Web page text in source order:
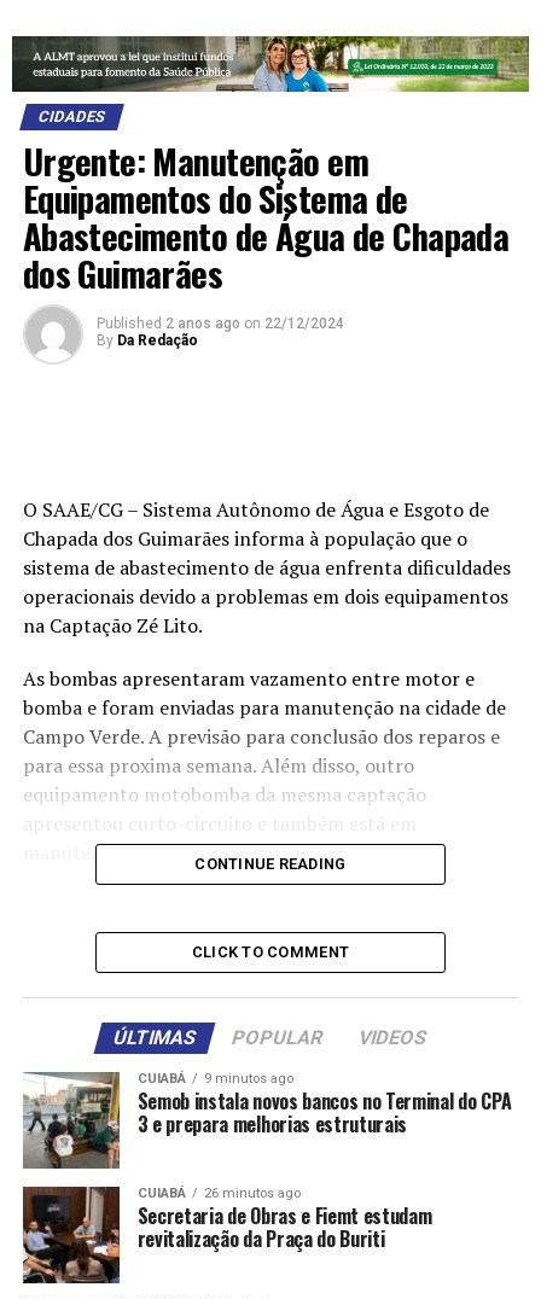
CIDADES
Urgente: Manutenção em
Equipamentos do Sistema de
Abastecimento de Água de Chapada
dos Guimarães
Published 2 anos ago on 22/12/2024
By Da Redação
O SAAE/CG – Sistema Autônomo de Água e Esgoto de
Chapada dos Guimarães informa à população que o
sistema de abastecimento de água enfrenta dificuldades
operacionais devido a problemas em dois equipamentos
na Captação Zé Lito.
As bombas apresentaram vazamento entre motor e
bomba e foram enviadas para manutenção na cidade de
Campo Verde. A previsão para conclusão dos reparos e
para essa proxima semana. Além disso, outro
equipamento motobomba da mesma captação
manutenção.
da capacidade, devido à limitação na captação de água
na Estação Dante Martins de Oliveira. As captações de
água das unidades Monjolo e Quineira seguem
funcionando normalmente.
Diante desta situação, o SAAE/CG solicita à população
que racionem o uso de água nos próximos dias,
utilizando-a de forma consciente e apenas para
atividades essenciais.
Agradecemos pela compreensão e informamos que
estamos empenhados em resolver o problema o mais
breve possível para normalizar o abastecimento.
CONTINUE READING
CLICK TO COMMENT
ÚLTIMAS POPULAR VIDEOS
CUIABÁ 9 minutos ago
Semob instala novos bancos no Terminal do CPA
3 e prepara melhorias estruturais
CUIABÁ 26 minutos ago
Secretaria de Obras e Fiemt estudam
revitalização da Praça do Buriti